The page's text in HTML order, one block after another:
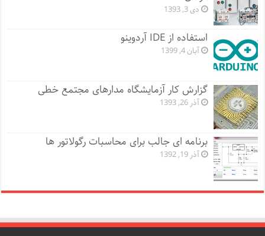
دی 3, 1393
استفاده از IDE آردوینو
آبان 4, 1399
گزارش کار آزمایشگاه مدارهای مجتمع خطی
آذر 26, 1393
برنامه ای جالب برای محاسبات رگولاتور ها
آذر 19, 1392